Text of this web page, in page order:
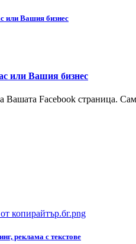
или Вашия бизнес
или Вашия бизнес
Вашата Facebook страница.
реклама с текстове